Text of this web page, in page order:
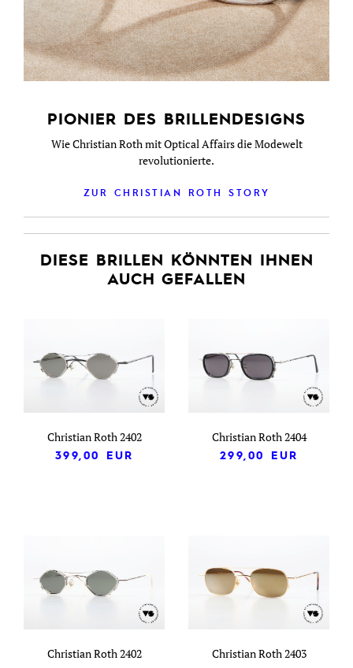
PIONIER DES BRILLENDESIGNS
Wie Christian Roth mit Optical Affairs die Modewelt
revolutionierte.
ZUR CHRISTIAN ROTH STORY
DIESE BRILLEN KÖNNTEN IHNEN
AUCH GEFALLEN
Christian Roth 2402
399,00
EUR
Christian Roth 2404
299,00
EUR
Christian Roth 2402
Christian Roth 2403